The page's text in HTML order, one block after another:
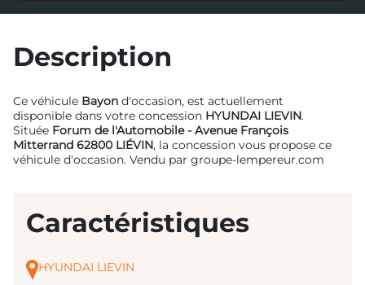
Description
Ce véhicule Bayon d'occasion, est actuellement
disponible dans votre concession HYUNDAI LIEVIN.
Située Forum de l'Automobile - Avenue François
Mitterrand 62800 LIÉVIN, la concession vous propose ce
véhicule d'occasion. Vendu par groupe-lempereur.com
Caractéristiques
HYUNDAI LIEVIN